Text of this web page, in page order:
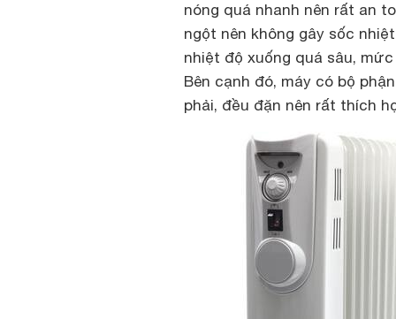
nóng quá nhanh nên rất an
ngột nên không gây sốc
nhiệt độ xuống quá sâu,
Bên cạnh đó, máy có bộ
phải, đều đặn nên rất thích